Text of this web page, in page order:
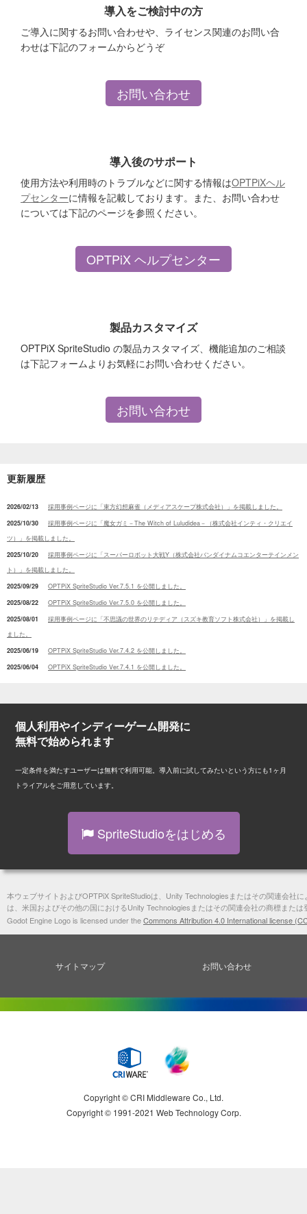
導入をご検討中の方
ご導入に関するお問い合わせや、ライセンス関連のお問い合
わせは下記のフォームからどうぞ
お問い合わせ
導入後のサポート
使用方法や利用時のトラブルなどに関する情報はOPTPiXヘル
プセンターに情報を記載しております。また、お問い合わせ
については下記のページを参照ください。
OPTPiX ヘルプセンター
製品カスタマイズ
OPTPiX SpriteStudio の製品カスタマイズ、機能追加のご相談
は下記フォームよりお気軽にお問い合わせください。
お問い合わせ
更新履歴
2026/02/13
採用事例ページに「東方幻想麻雀（メディアスケープ株式会社）」を掲載しました。
2025/10/30
採用事例ページに「魔女ガミ－The Witch of Luludidea－（株式会社インティ・クリエイ
ツ）」を掲載しました。
2025/10/20
採用事例ページに「スーパーロボット大戦Y（株式会社バンダイナムコエンターテインメン
ト）」を掲載しました。
2025/09/29
OPTPiX SpriteStudio Ver.7.5.1 を公開しました。
2025/08/22
OPTPiX SpriteStudio Ver.7.5.0 を公開しました。
2025/08/01
採用事例ページに「不思議の世界のリテディア（スズキ教育ソフト株式会社）」を掲載し
ました。
2025/06/19
OPTPiX SpriteStudio Ver.7.4.2 を公開しました。
2025/06/04
OPTPiX SpriteStudio Ver.7.4.1 を公開しました。
2025/02/04
採用事例ページに「ジャムジャムジェリー エクサレンテ（株式会社Show Me
Holdings）」を掲載しました。
2024/12/26
OPTPiX SpriteStudio Ver.7.3.0 を公開しました。
採用事例ページに「メタファー：リファンタジオ（株式会社アトラス）」を掲載しまし
2024/05/31
OPTPiX SpriteStudio Ver.7.2.1 を公開しました。
2024/04/09
OPTPiX SpriteStudio Ver.7.2.0 を公開しました。
OPTPiX SpriteStudio Ver.7.1.4 を公開しました。
OPTPiX SpriteStudio Ver.7.1.1 を公開しました。
OPTPiX SpriteStudio Ver.7.1.0 を公開しました。
OPTPiX SpriteStudio Ver.7.0.4 を公開しました。
個人利用やインディーゲーム開発に
無料で始められます
一定条件を満たすユーザーは無料で利用可能。導入前に試してみたいという方にも1ヶ月
トライアルをご用意しています。
SpriteStudioをはじめる
本ウェブサイトおよびOPTPiX SpriteStudioは、Unity Technologiesまたはその関連会
は、米国およびその他の国におけるUnity Technologiesまたはその関連会社の商標または
Godot Engine Logo is licensed under theCommons Attribution 4.0 International license
サイトマップ お問い合わせ
Copyright © CRI Middleware Co., Ltd.
Copyright © 1991-2021 Web Technology Corp.